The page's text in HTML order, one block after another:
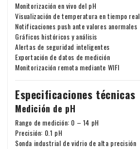
Monitorización en vivo del pH
Visualización de temperatura en tiempo real
Notificaciones push ante valores anormales
Gráficos históricos y análisis
Alertas de seguridad inteligentes
Exportación de datos de medición
Monitorización remota mediante WIFI
Especificaciones técnicas
Medición de pH
Rango de medición: 0 – 14 pH
Precisión: 0.1 pH
Sonda industrial de vidrio de alta precisión